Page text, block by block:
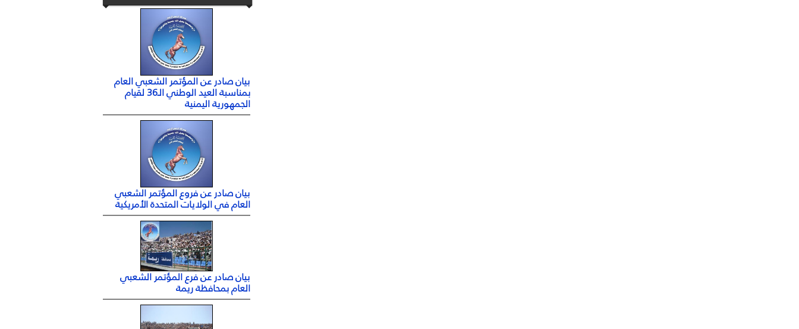
بيان صادر عن المؤتمر الشعبي العام
بمناسبة العيد الوطني الـ36 لقيام
الجمهورية اليمنية
بيان صادر عن فروع المؤتمر الشعبي
العام في الولايات المتحدة الأمريكية
بيان صادر عن فرع المؤتمر الشعبي
العام بمحافظة ريمة